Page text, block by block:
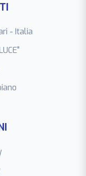
- Italia